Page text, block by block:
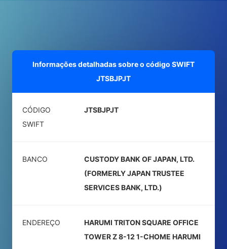
Informações detalhadas sobre o código SWIFT
JTSBJPJT
CÓDIGO
SWIFT
JTSBJPJT
BANCO
CUSTODY BANK OF JAPAN, LTD.
(FORMERLY JAPAN TRUSTEE
SERVICES BANK, LTD.)
ENDEREÇO
HARUMI TRITON SQUARE OFFICE
TOWER Z 8-12 1-CHOME HARUMI